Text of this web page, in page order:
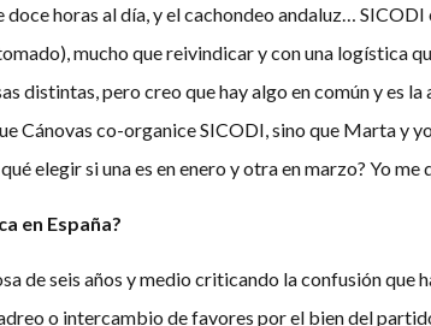
horas al día, y el cachondeo andaluz…
mucho que reivindicar y con una logística
distintas, pero creo que hay algo en común y es
Cánovas co-organice SICODI, sino que Marta y
elegir si una es en enero y otra en marzo? Yo me
en España?
de seis años y medio criticando la confusión que
o intercambio de favores por el bien del